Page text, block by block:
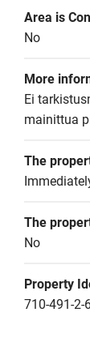
Area is
No
More
Ei
mainittua
The
The
No
Property
710-491-2-